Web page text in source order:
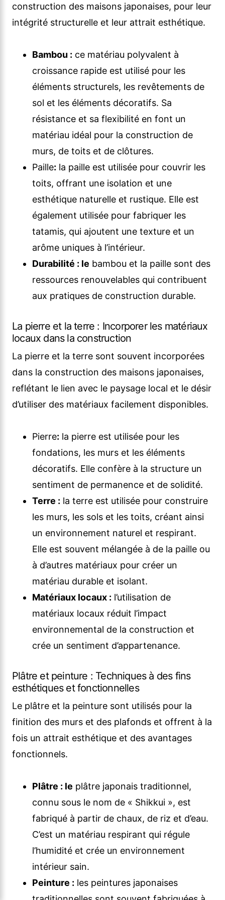
construction des maisons japonaises, pour leur
intégrité structurelle et leur attrait esthétique.
Bambou : ce matériau polyvalent à
croissance rapide est utilisé pour les
éléments structurels, les revêtements de
sol et les éléments décoratifs. Sa
résistance et sa flexibilité en font un
matériau idéal pour la construction de
murs, de toits et de clôtures.
Paille: la paille est utilisée pour couvrir les
toits, offrant une isolation et une
esthétique naturelle et rustique. Elle est
également utilisée pour fabriquer les
tatamis, qui ajoutent une texture et un
arôme uniques à l’intérieur.
Durabilité : le bambou et la paille sont des
ressources renouvelables qui contribuent
aux pratiques de construction durable.
La pierre et la terre : Incorporer les matériaux
locaux dans la construction
La pierre et la terre sont souvent incorporées
dans la construction des maisons japonaises,
reflétant le lien avec le paysage local et le désir
d’utiliser des matériaux facilement disponibles.
Pierre: la pierre est utilisée pour les
fondations, les murs et les éléments
décoratifs. Elle confère à la structure un
sentiment de permanence et de solidité.
Terre : la terre est utilisée pour construire
les murs, les sols et les toits, créant ainsi
un environnement naturel et respirant.
Elle est souvent mélangée à de la paille ou
à d’autres matériaux pour créer un
matériau durable et isolant.
Matériaux locaux : l’utilisation de
matériaux locaux réduit l’impact
environnemental de la construction et
crée un sentiment d’appartenance.
Plâtre et peinture : Techniques à des fins
esthétiques et fonctionnelles
Le plâtre et la peinture sont utilisés pour la
finition des murs et des plafonds et offrent à la
fois un attrait esthétique et des avantages
fonctionnels.
Plâtre : le plâtre japonais traditionnel,
connu sous le nom de « Shikkui », est
fabriqué à partir de chaux, de riz et d’eau.
C’est un matériau respirant qui régule
l’humidité et crée un environnement
intérieur sain.
Peinture : les peintures japonaises